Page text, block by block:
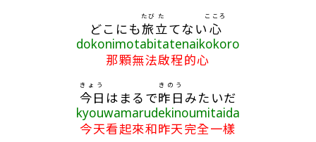
どこにも旅
たび
立
た
てない 心
こころ
dokonimotabitatenaikokoro
那顆無法啟程的心
今日
きょう
はまるで昨日
きのう
みたいだ
kyouwamarudekinoumitaida
今天看起來和昨天完全一樣